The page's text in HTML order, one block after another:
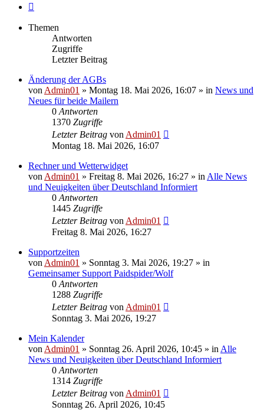
Themen
Antworten
Zugriffe
Letzter Beitrag
Änderung der AGBs
von Admin01 » Montag 18. Mai 2026, 16:07 » in News und
Neues für beide Mailern
0 Antworten
1370 Zugriffe
Letzter Beitrag von Admin01
Montag 18. Mai 2026, 16:07
Rechner und Wetterwidget
von Admin01 » Freitag 8. Mai 2026, 16:27 » in Alle News
und Neuigkeiten über Deutschland Informiert
0 Antworten
1445 Zugriffe
Letzter Beitrag von Admin01
Freitag 8. Mai 2026, 16:27
Supportzeiten
von Admin01 » Sonntag 3. Mai 2026, 19:27 » in
Gemeinsamer Support Paidspider/Wolf
0 Antworten
1288 Zugriffe
Letzter Beitrag von Admin01
Sonntag 3. Mai 2026, 19:27
Mein Kalender
von Admin01 » Sonntag 26. April 2026, 10:45 » in Alle
News und Neuigkeiten über Deutschland Informiert
0 Antworten
1314 Zugriffe
Letzter Beitrag von Admin01
Sonntag 26. April 2026, 10:45